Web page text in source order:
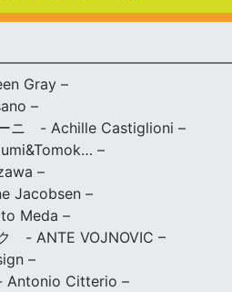
Gray –
–
ニ - Achille Castiglioni –
–
–
Jacobsen –
Meda –
- ANTE VOJNOVIC –
–
Antonio Citterio –